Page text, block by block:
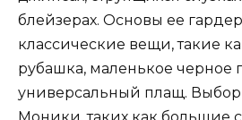
блейзерах. Основы ее
классические вещи, такие
рубашка, маленькое черное
универсальный плащ. Выбор